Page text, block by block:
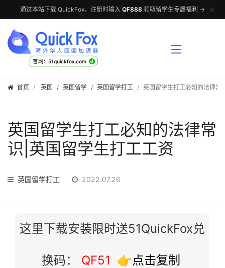
通过本站下载 QuickFox，注册时输入 QF888 领取留学生专属福利 → ✕
官网：51quickfox.com √
首页 英国 / 英国留学 / 英国留学打工 英国留学生打工必知的法律常
英国留学生打工必知的法律常
识|英国留学生打工工资
英国留学打工 2022.07.26
这里下载安装限时送51QuickFox兑
换码： QF51 👉点击复制